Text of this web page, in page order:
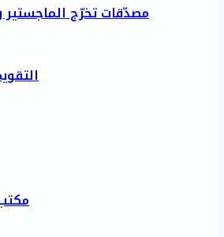
مصدّقات تخرّج الماجستير